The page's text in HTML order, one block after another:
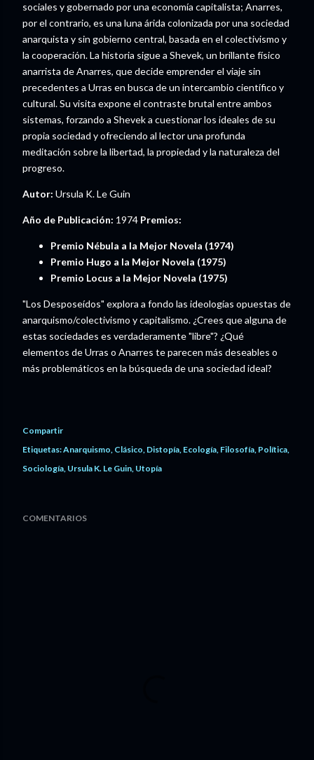
sociales y gobernado por una economía capitalista; Anarres,
por el contrario, es una luna árida colonizada por una sociedad
anarquista y sin gobierno central, basada en el colectivismo y
la cooperación. La historia sigue a Shevek, un brillante físico
anarrista de Anarres, que decide emprender el viaje sin
precedentes a Urras en busca de un intercambio científico y
cultural. Su visita expone el contraste brutal entre ambos
sistemas, forzando a Shevek a cuestionar los ideales de su
propia sociedad y ofreciendo al lector una profunda
meditación sobre la libertad, la propiedad y la naturaleza del
progreso.
Autor: Ursula K. Le Guin
Año de Publicación: 1974 Premios:
Premio Nébula a la Mejor Novela (1974)
Premio Hugo a la Mejor Novela (1975)
Premio Locus a la Mejor Novela (1975)
"Los Desposeídos" explora a fondo las ideologías opuestas de
anarquismo/colectivismo y capitalismo. ¿Crees que alguna de
estas sociedades es verdaderamente "libre"? ¿Qué
elementos de Urras o Anarres te parecen más deseables o
más problemáticos en la búsqueda de una sociedad ideal?
Compartir
Etiquetas:Anarquismo Clásico Distopía Ecología Filosofía Política
Sociología Ursula K. Le Guin Utopía
COMENTARIOS